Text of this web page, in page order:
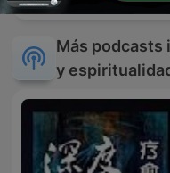
Más podcasts
y